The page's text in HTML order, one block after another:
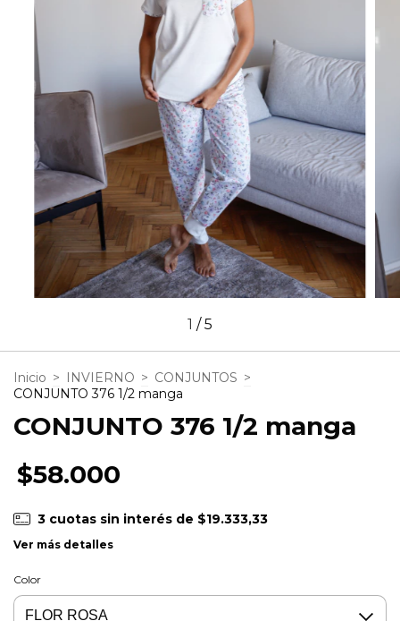
1 /5
Inicio > INVIERNO > CONJUNTOS >
CONJUNTO 376 1/2 manga
CONJUNTO 376 1/2 manga
$58.000
3 cuotas sin interés de $19.333,33
Ver más detalles
Color